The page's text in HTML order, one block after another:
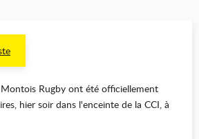
Rugby ont été officiellement
hier soir dans l'enceinte de la CCI, à